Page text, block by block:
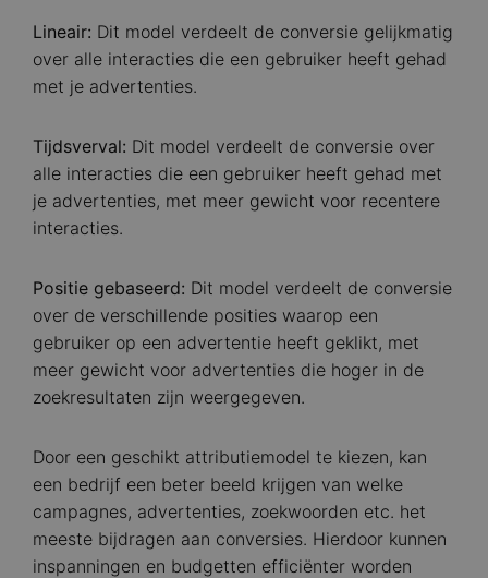
Lineair: Dit model verdeelt de conversie gelijkmatig
over alle interacties die een gebruiker heeft gehad
met je advertenties.
Tijdsverval: Dit model verdeelt de conversie over
alle interacties die een gebruiker heeft gehad met
je advertenties, met meer gewicht voor recentere
interacties.
Positie gebaseerd: Dit model verdeelt de conversie
over de verschillende posities waarop een
gebruiker op een advertentie heeft geklikt, met
meer gewicht voor advertenties die hoger in de
zoekresultaten zijn weergegeven.
Door een geschikt attributiemodel te kiezen, kan
een bedrijf een beter beeld krijgen van welke
campagnes, advertenties, zoekwoorden etc. het
meeste bijdragen aan conversies. Hierdoor kunnen
inspanningen en budgetten efficiënter worden